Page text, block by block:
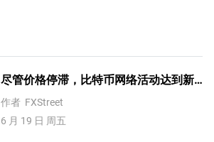
尽管价格停滞，比特币网络活动达到新
高 — CryptoQuant
作者 FXStreet
6 月 19 日 周五